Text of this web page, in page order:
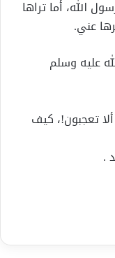
الله، أما تراها
عني.
عليه وسلم
تعجبون!، كيف
.